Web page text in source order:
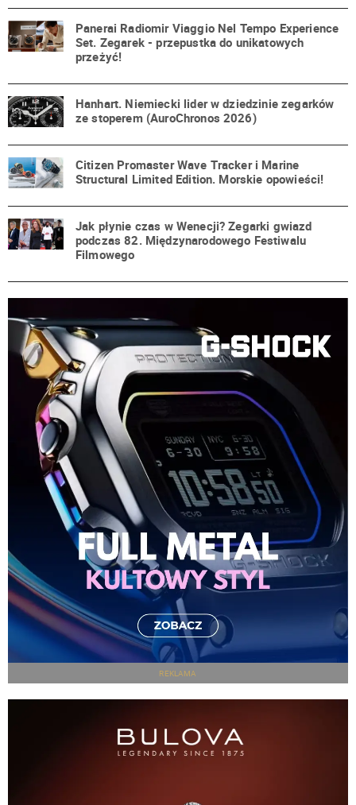
Panerai Radiomir Viaggio Nel Tempo Experience
Set. Zegarek - przepustka do unikatowych
przeżyć!
Hanhart. Niemiecki lider w dziedzinie zegarków
ze stoperem (AuroChronos 2026)
Citizen Promaster Wave Tracker i Marine
Structural Limited Edition. Morskie opowieści!
Jak płynie czas w Wenecji? Zegarki gwiazd
podczas 82. Międzynarodowego Festiwalu
Filmowego
REKLAMA